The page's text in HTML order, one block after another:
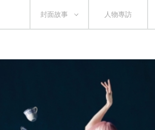
封面故事 人物專訪